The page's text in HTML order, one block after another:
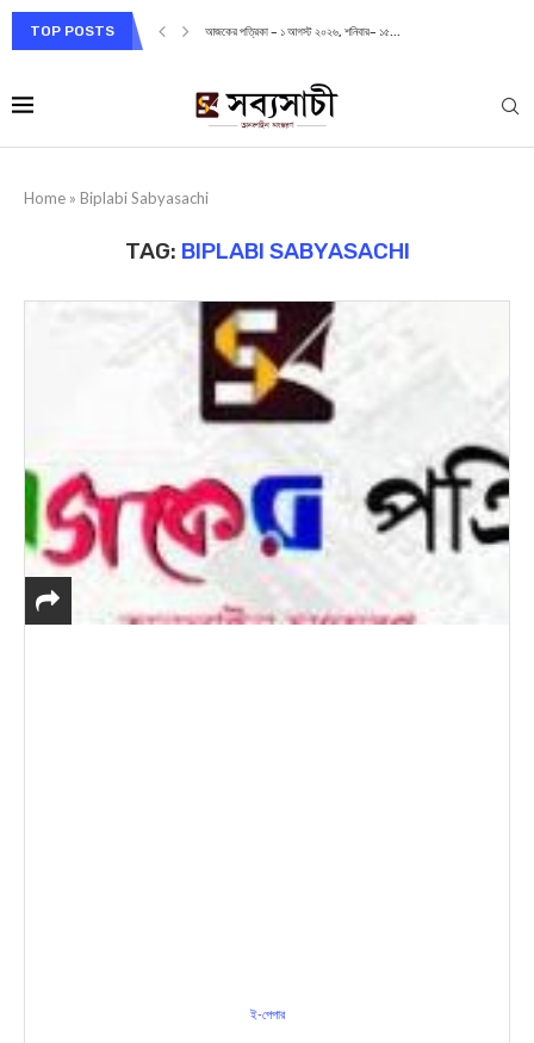
TOP POSTS আজকের পত্রিকা – ১ আগস্ট ২০২৬, শনিবার– ১৫...
Home » Biplabi Sabyasachi
TAG: BIPLABI SABYASACHI
ই-পেপার